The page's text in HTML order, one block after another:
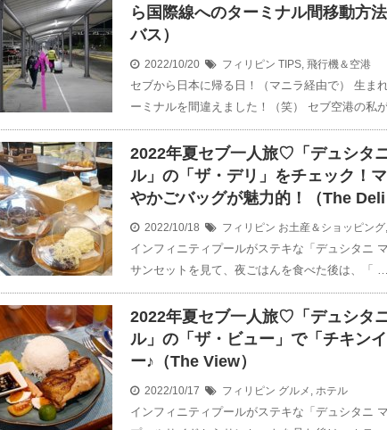
ら国際線へのターミナル間移動方
バス）
2022/10/20 フィリピン TIPS 飛行機＆空港
セブから日本に帰る日！（マニラ経由で） 生ま
ーミナルを間違えました！（笑） セブ空港の私
2022年夏セブ一人旅♡「デュシタ
ル」の「ザ・デリ」をチェック！
やかごバッグが魅力的！（The Deli
2022/10/18 フィリピン お土産＆ショッピング
インフィニティプールがステキな「デュシタニ
サンセットを見て、夜ごはんを食べた後は、「 …
2022年夏セブ一人旅♡「デュシタ
ル」の「ザ・ビュー」で「チキン
ー♪（The View）
2022/10/17 フィリピン グルメ ホテル
インフィニティプールがステキな「デュシタニ